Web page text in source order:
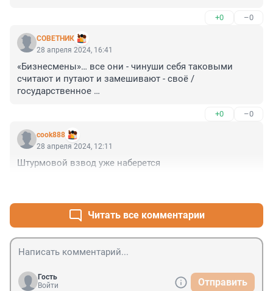
+0 –0
СОВЕТНИК
28 апреля 2024, 16:41
«Бизнесмены»… все они - чинуши себя таковыми
считают и путают и замешивают - своё /
государственное …
+0 –0
cook888
28 апреля 2024, 12:11
Штурмовой взвод уже наберется
Читать все комментарии
Гость
Войти
Отправить